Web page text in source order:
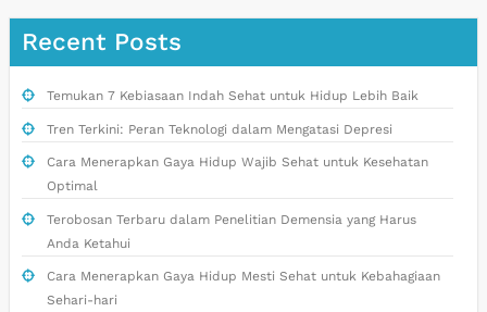
Recent Posts
Temukan 7 Kebiasaan Indah Sehat untuk Hidup Lebih Baik
Tren Terkini: Peran Teknologi dalam Mengatasi Depresi
Cara Menerapkan Gaya Hidup Wajib Sehat untuk Kesehatan
Optimal
Terobosan Terbaru dalam Penelitian Demensia yang Harus
Anda Ketahui
Cara Menerapkan Gaya Hidup Mesti Sehat untuk Kebahagiaan
Sehari-hari